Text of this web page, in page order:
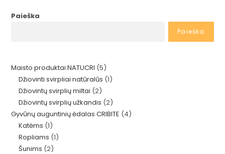
Paieška
Paieška
Maisto produktai NATUCRI 55
produktai
Džiovinti svirpliai natūralūs 11
Džiovintų svirplių miltai 22
produktai
Džiovintų svirplių užkandis 22
produktai
Gyvūnų auguntinių ėdalas CRIBITE 44
Katėms 11
produktas
Ropliams 11
Šunims 22